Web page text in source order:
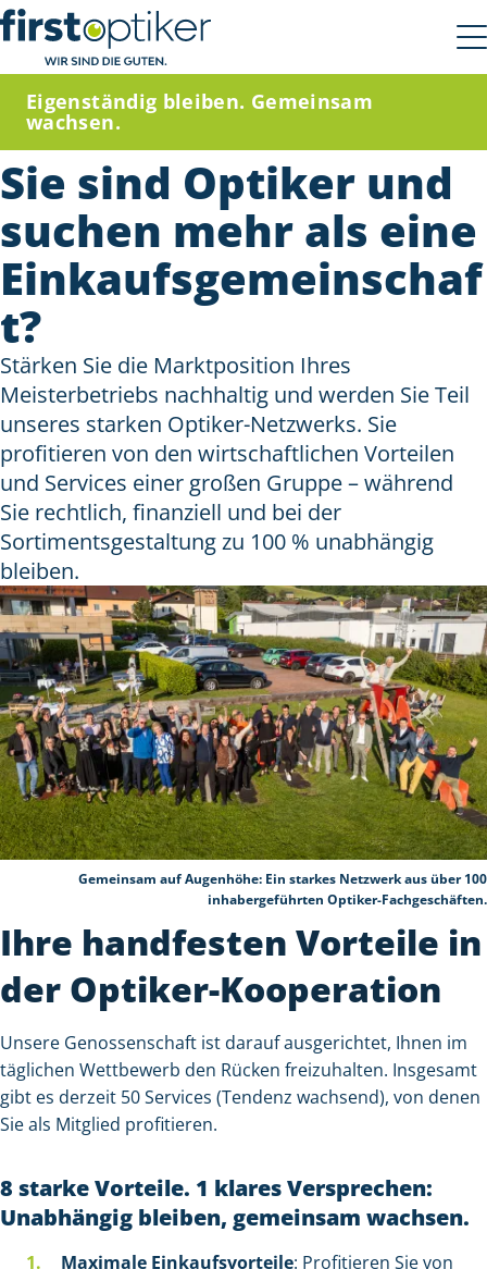
Eigenständig bleiben. Gemeinsam
wachsen.
Sie sind Optiker und
suchen mehr als eine
Einkaufsgemeinschaf
t?
Stärken Sie die Marktposition Ihres
Meisterbetriebs nachhaltig und werden Sie Teil
unseres starken Optiker-Netzwerks. Sie
profitieren von den wirtschaftlichen Vorteilen
und Services einer großen Gruppe – während
Sie rechtlich, finanziell und bei der
Sortimentsgestaltung zu 100 % unabhängig
bleiben.
Gemeinsam auf Augenhöhe: Ein starkes Netzwerk aus über 100
inhabergeführten Optiker-Fachgeschäften.
Ihre handfesten Vorteile in
der Optiker-Kooperation
Unsere Genossenschaft ist darauf ausgerichtet, Ihnen im
täglichen Wettbewerb den Rücken freizuhalten. Insgesamt
gibt es derzeit 50 Services (Tendenz wachsend), von denen
Sie als Mitglied profitieren.
8 starke Vorteile. 1 klares Versprechen:
Unabhängig bleiben, gemeinsam wachsen.
Maximale Einkaufsvorteile: Profitieren Sie von